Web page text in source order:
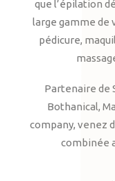
que l’épilation
large gamme de
pédicure,
Partenaire de
Bothanical,
company, venez
combinée